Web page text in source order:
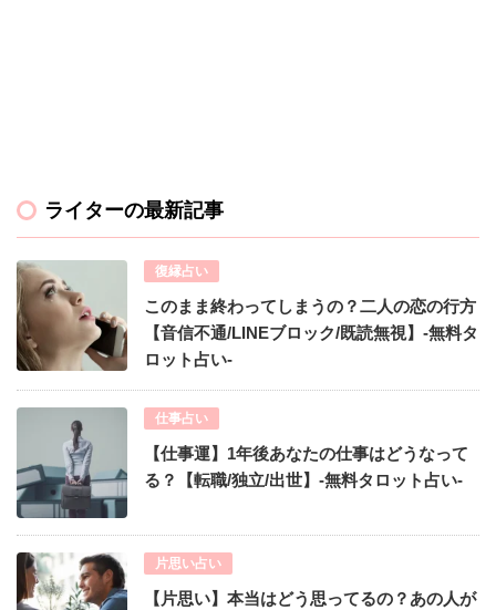
ライターの最新記事
復縁占い
このまま終わってしまうの？二人の恋の行方
【音信不通/LINEブロック/既読無視】-無料タ
ロット占い-
仕事占い
【仕事運】1年後あなたの仕事はどうなって
る？【転職/独立/出世】-無料タロット占い-
片思い占い
【片思い】本当はどう思ってるの？あの人が